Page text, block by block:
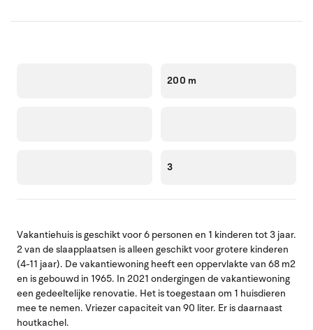
200 m
3
Vakantiehuis is geschikt voor 6 personen en 1 kinderen tot 3 jaar.
2 van de slaapplaatsen is alleen geschikt voor grotere kinderen
(4-11 jaar). De vakantiewoning heeft een oppervlakte van 68 m2
en is gebouwd in 1965. In 2021 ondergingen de vakantiewoning
een gedeeltelijke renovatie. Het is toegestaan om 1 huisdieren
mee te nemen. Vriezer capaciteit van 90 liter. Er is daarnaast
houtkachel.